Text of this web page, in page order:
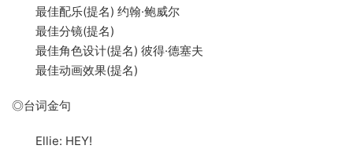
最佳配乐(提名) 约翰·鲍威尔
最佳分镜(提名)
最佳角色设计(提名) 彼得·德塞夫
最佳动画效果(提名)
◎台词金句
Ellie: HEY!